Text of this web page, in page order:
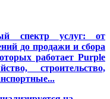
спектр услуг: от
до продажи и сбора
работает Purple
строительство,